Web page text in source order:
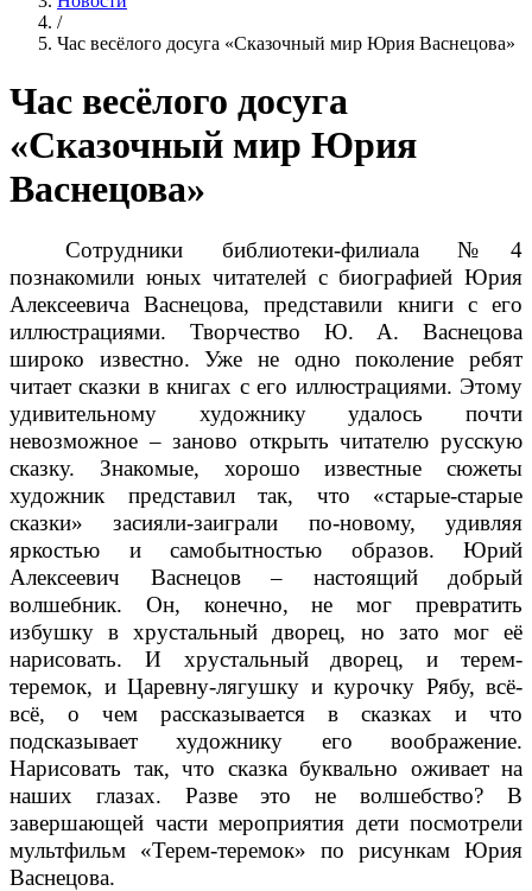
/
Час весёлого досуга «Сказочный мир Юрия Васнецова»
Час весёлого досуга
«Сказочный мир Юрия
Васнецова»
Сотрудники библиотеки-филиала №4
познакомили юных читателей с биографией Юрия
Алексеевича Васнецова, представили книги с его
иллюстрациями. Творчество Ю. А. Васнецова
широко известно. Уже не одно поколение ребят
читает сказки в книгах с его иллюстрациями. Этому
удивительному художнику удалось почти
невозможное – заново открыть читателю русскую
сказку. Знакомые, хорошо известные сюжеты
художник представил так, что «старые-старые
сказки» засияли-заиграли по-новому, удивляя
яркостью и самобытностью образов. Юрий
Алексеевич Васнецов – настоящий добрый
волшебник. Он, конечно, не мог превратить
избушку в хрустальный дворец, но зато мог её
нарисовать. И хрустальный дворец, и терем-
теремок, и Царевну-лягушку и курочку Рябу, всё-
всё, о чем рассказывается в сказках и что
подсказывает художнику его воображение.
Нарисовать так, что сказка буквально оживает на
наших глазах. Разве это не волшебство? В
завершающей части мероприятия дети посмотрели
мультфильм «Терем-теремок» по рисункам Юрия
Васнецова.